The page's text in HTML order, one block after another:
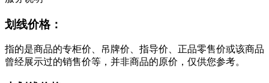
划线价格：
指的是商品的专柜价、吊牌价、指导价、正品零售价或该商品
曾经展示过的销售价等，并非商品的原价，仅供您参考。